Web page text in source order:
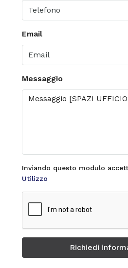
Email
Messaggio
Inviando questo modulo
Utilizzo
Richiedi